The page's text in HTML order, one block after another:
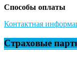
Способы оплаты
Контактная
Страховые